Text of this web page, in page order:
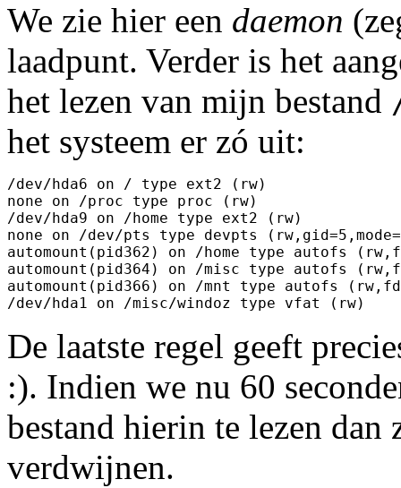
We zie hier een daemon
laadpunt. Verder is het
het lezen van mijn bestand
het systeem er zó uit:
/dev/hda6 on / type ext2 (rw)
none on /proc type proc (rw)
/dev/hda9 on /home type ext2 (rw)
none on /dev/pts type devpts
automount(pid362) on /home type autofs
automount(pid364) on /misc type autofs
automount(pid366) on /mnt type autofs
De laatste regel geeft
:). Indien we nu 60
bestand hierin te lezen dan
verdwijnen.